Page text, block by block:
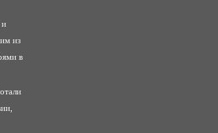
и
из
в